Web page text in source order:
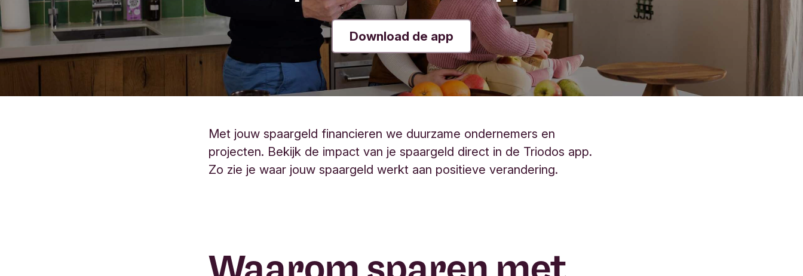
Download de app
Met jouw spaargeld financieren we duurzame ondernemers en
projecten. Bekijk de impact van je spaargeld direct in de Triodos app.
Zo zie je waar jouw spaargeld werkt aan positieve verandering.